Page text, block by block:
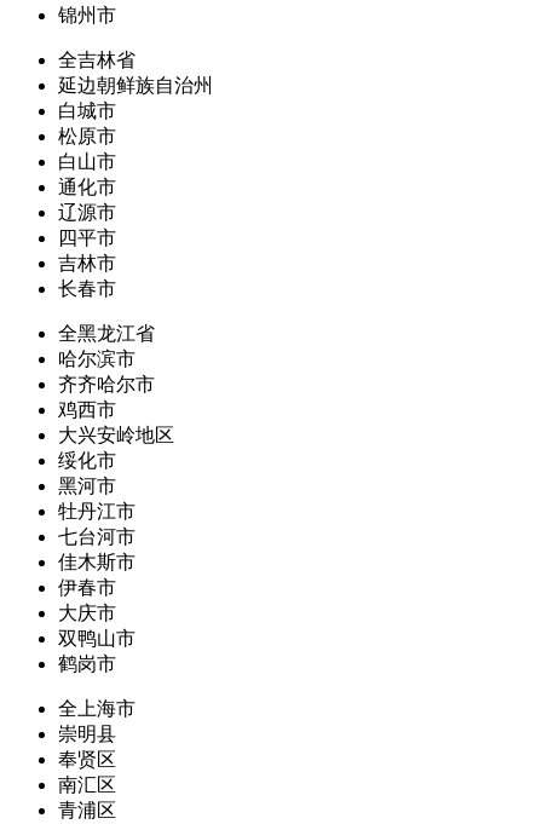
锦州市
全吉林省
延边朝鲜族自治州
白城市
松原市
白山市
通化市
辽源市
四平市
吉林市
长春市
全黑龙江省
哈尔滨市
齐齐哈尔市
鸡西市
大兴安岭地区
绥化市
黑河市
牡丹江市
七台河市
佳木斯市
伊春市
大庆市
双鸭山市
鹤岗市
全上海市
崇明县
奉贤区
南汇区
青浦区